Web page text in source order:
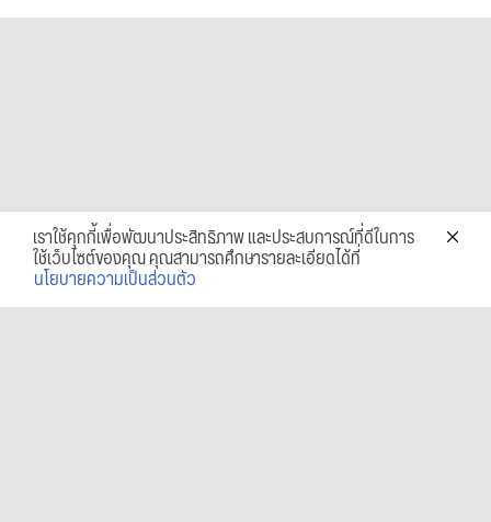
เราใช้คุกกี้เพื่อพัฒนาประสิทธิภาพ และประสบการณ์ที่ดีในการ
ใช้เว็บไซต์ของคุณ คุณสามารถศึกษารายละเอียดได้ที่
นโยบายความเป็นส่วนตัว